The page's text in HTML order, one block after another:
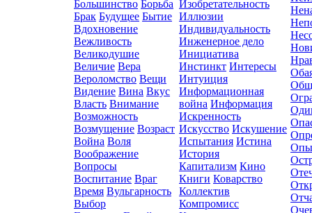
Большинство Борьба
Брак Будущее Бытие
Вдохновение
Вежливость
Великодушие
Величие Вера
Вероломство Вещи
Видение Вина Вкус
Власть Внимание
Возможность
Возмущение Возраст
Война Воля
Воображение
Вопросы
Воспитание Враг
Время Вульгарность
Выбор
Изобретательность
Иллюзии
Индивидуальность
Инженерное дело
Инициатива
Инстинкт Интересы
Интуиция
Информационная
война Информация
Искренность
Искусство Искушение
Испытания Истина
История
Капитализм Кино
Книги Коварство
Коллектив
Компромисc